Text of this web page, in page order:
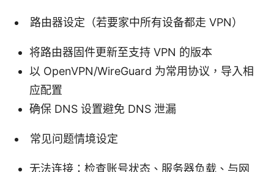
路由器设定（若要家中所有设备都走 VPN）
将路由器固件更新至支持 VPN 的版本
以 OpenVPN/WireGuard 为常用协议，导入相
应配置
确保 DNS 设置避免 DNS 泄漏
常见问题情境设定
无法连接：检查账号状态、服务器负载、与网